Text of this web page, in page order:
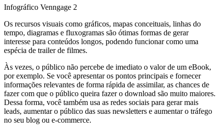
Infográfico Venngage 2
Os recursos visuais como gráficos, mapas conceituais, linhas do
tempo, diagramas e fluxogramas são ótimas formas de gerar
interesse para conteúdos longos, podendo funcionar como uma
espécia de trailer de filmes.
Às vezes, o público não percebe de imediato o valor de um eBook,
por exemplo. Se você apresentar os pontos principais e fornecer
informações relevantes de forma rápida de assimilar, as chances de
fazer com que o público queira fazer o download são muito maiores.
Dessa forma, você também usa as redes sociais para gerar mais
leads, aumentar o público das suas newsletters e aumentar o tráfego
no seu blog ou e-commerce.